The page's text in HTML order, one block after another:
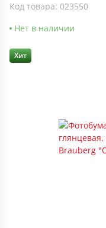
Код товара: 023550
Нет в наличии
Хит